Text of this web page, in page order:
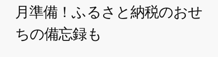
月準備！ふるさと納税のおせ
ちの備忘録も